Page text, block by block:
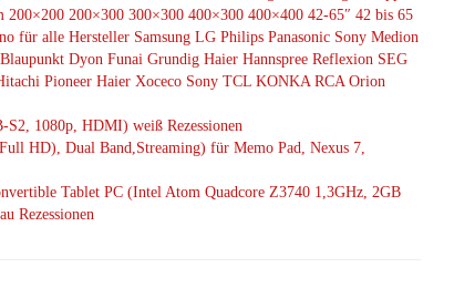
200×300 300×300 400×300 400×400 42-65″ 42 bis 65
für alle Hersteller Samsung LG Philips Panasonic Sony Medion
Dyon Funai Grundig Haier Hannspree Reflexion SEG
Pioneer Haier Xoceco Sony TCL KONKA RCA Orion
1080p, HDMI) weiß Rezessionen
HD), Dual Band,Streaming) für Memo Pad, Nexus 7,
Tablet PC (Intel Atom Quadcore Z3740 1,3GHz, 2GB
Rezessionen